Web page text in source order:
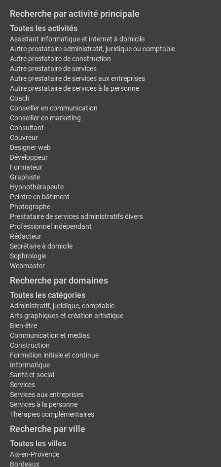
Recherche par activité principale
Toutes les activités
Assistant informatique et internet à domicile
Autre prestataire administratif, juridique ou comptable
Autre prestataire de construction
Autre prestataire de services
Autre prestataire de services aux entreprises
Autre prestataire de services à la personne
Coach
Conseiller en communication
Conseiller en marketing
Consultant
Couvreur
Designer web
Développeur
Formateur
Graphiste
Hypnothérapeute
Peintre en bâtiment
Photographe
Prestataire de services administratifs divers
Professionnel indépendant
Rédacteur
Secrétaire à domicile
Sophrologie
Webmaster
Recherche par domaines
Toutes les catégories
Administratif, juridique, comptable
Arts graphiques et création artistique
Bien-être
Communication et medias
Construction
Formation initiale et continue
Informatique
Santé et social
Services
Services aux entreprises
Services à la personne
Thérapies complémentaires
Recherche par ville
Toutes les villes
Aix-en-Provence
Bordeaux